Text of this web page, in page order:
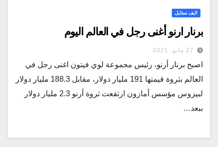
لايف ستايل
برنار ارنو أغنى رجل في العالم اليوم
27 مايو، 2021
اصبح برنار أرنو، رئيس مجموعة لوي فيتون اغنى رجل في
العالم بثروة قيمتها 191 مليار دولار، مقابل 188.3 مليار دولار
لبيزوس مؤسس أمازون ارتفعت ثروة أرنو 2.3 مليار دولار
ببعد…